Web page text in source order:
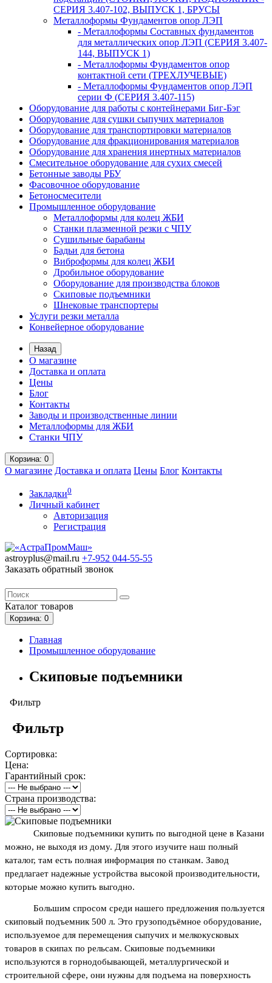
СЕРИЯ 3.407-102, ВЫПУСК 1, БРУСЫ
Металлоформы Фундаментов опор ЛЭП
- Металлоформы Составных фундаментов
для металлических опор ЛЭП (СЕРИЯ 3.407-
144, ВЫПУСК 1)
- Металлоформы Фундаментов опор
контактной сети (ТРЕХЛУЧЕВЫЕ)
- Металлоформы Фундаментов опор ЛЭП
серии Ф (СЕРИЯ 3.407-115)
Оборудование для работы с контейнерами Биг-Бэг
Оборудование для сушки сыпучих материалов
Оборудование для транспортировки материалов
Оборудование для фракционирования материалов
Оборудование для хранения инертных материалов
Смесительное оборудование для сухих смесей
Бетонные заводы РБУ
Фасовочное оборудование
Бетоносмесители
Промышленное оборудование
Металлоформы для колец ЖБИ
Станки плазменной резки с ЧПУ
Сушильные барабаны
Бадьи для бетона
Виброформы для колец ЖБИ
Дробильное оборудование
Оборудование для производства блоков
Скиповые подъемники
Шнековые транспортеры
Услуги резки металла
Конвейерное оборудование
Назад
О магазине
Доставка и оплата
Цены
Блог
Контакты
Заводы и производственные линии
Металлоформы для ЖБИ
Станки ЧПУ
Корзина: 0
О магазине Доставка и оплата Цены Блог Контакты
Закладки0
Личный кабинет
Авторизация
Регистрация
astroyplus@mail.ru +7-952 044-55-55
Заказать обратный звонок
Каталог товаров
Корзина: 0
Главная
Промышленное оборудование
Скиповые подъемники
Фильтр
Фильтр
Сортировка:
Цена:
Гарантийный срок:
Страна производства:
Скиповые подъемники купить по выгодной цене в Казани
можно, не выходя из дому. Для этого изучите наш полный
каталог, там есть полная информация по станкам. Завод
предлагает надежные устройства высокой производительности,
которые можно купить выгодно.
Большим спросом среди нашего предложения пользуется
скиповый подъемник 500 л. Это грузоподъёмное оборудование,
используемое для перемещения сыпучих и мелкокусковых
товаров в скипах по рельсам. Скиповые подъемники
используются в горнодобывающей, металлургической и
строительной сфере, они нужны для подъема на поверхность